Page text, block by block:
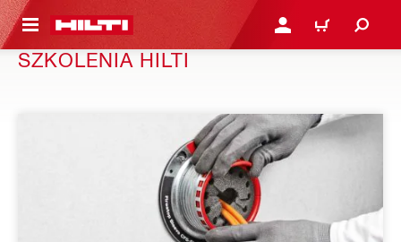
GŁÓWNEJ ZALOGUJ SIĘ LUB
KOSZYK
SZKOLENIA HILTI